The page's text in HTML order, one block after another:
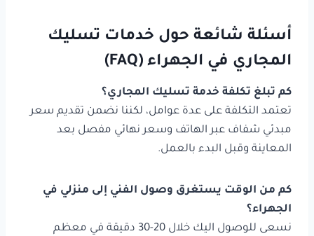
أسئلة شائعة حول خدمات تسليك
المجاري في الجهراء (FAQ)
كم تبلغ تكلفة خدمة تسليك المجاري؟
تعتمد التكلفة على عدة عوامل، لكننا نضمن تقديم سعر
مبدئي شفاف عبر الهاتف وسعر نهائي مفصل بعد
المعاينة وقبل البدء بالعمل.
كم من الوقت يستغرق وصول الفني إلى منزلي في
الجهراء؟
نسعى للوصول اليك خلال 20-30 دقيقة في معظم